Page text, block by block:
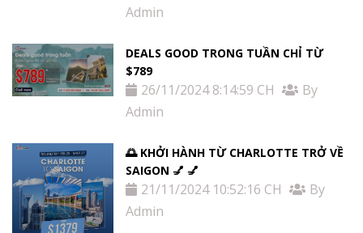
vụ
khác
Khuyến
mãi
Tin
Admin
DEALS GOOD TRONG TUẦN CHỈ TỪ
$789
26/11/2024 8:14:59 CH
By
Admin
🌅 KHỞI HÀNH TỪ CHARLOTTE TRỞ VỀ
SAIGON 💅 💅
21/11/2024 10:52:16 CH
By
Admin